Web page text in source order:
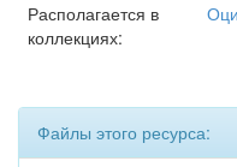
Располагается в
коллекциях:
Файлы этого ресурса: